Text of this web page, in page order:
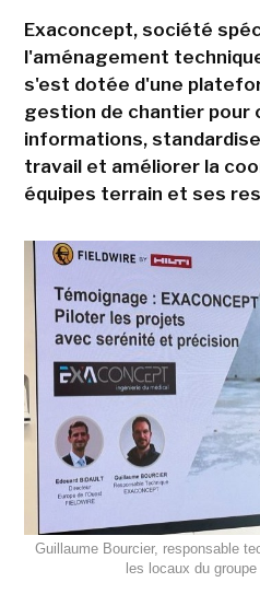
Exaconcept, société
l'aménagement
s'est dotée d'une
gestion de chantier pour
informations,
travail et améliorer la
équipes terrain et ses
Guillaume Bourcier, responsable
les locaux du